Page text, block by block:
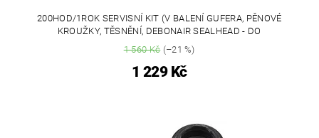
200HOD/1ROK SERVISNÍ KIT (V BALENÍ GUFERA, PĚNOVÉ
KROUŽKY, TĚSNĚNÍ, DEBONAIR SEALHEAD - DO
1 560 Kč(–21 %)
1 229 Kč